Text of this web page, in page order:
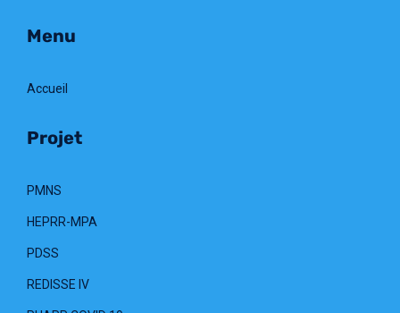
Menu
Accueil
Projet
PMNS
HEPRR-MPA
PDSS
REDISSE IV